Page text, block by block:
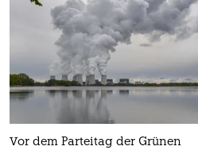
Vor dem Parteitag der Grünen